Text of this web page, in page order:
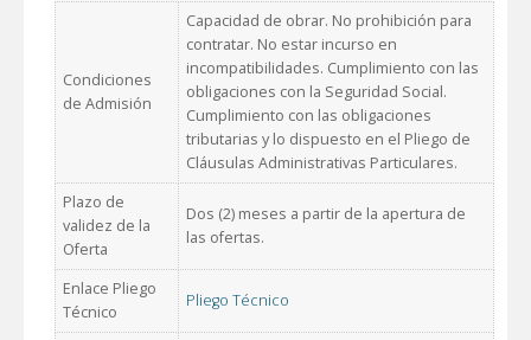
Condiciones
de Admisión
Capacidad de obrar. No prohibición para
contratar. No estar incurso en
incompatibilidades. Cumplimiento con las
obligaciones con la Seguridad Social.
Cumplimiento con las obligaciones
tributarias y lo dispuesto en el Pliego de
Cláusulas Administrativas Particulares.
Plazo de
validez de la
Oferta
Dos (2) meses a partir de la apertura de
las ofertas.
Enlace Pliego
Técnico
Pliego Técnico